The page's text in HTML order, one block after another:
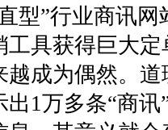
型”行业商讯
具获得巨大
成为偶然。
1万多条“商